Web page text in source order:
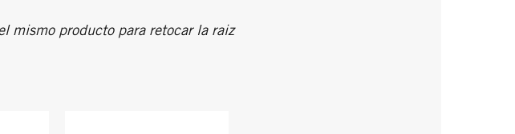
mismo producto para retocar la raiz